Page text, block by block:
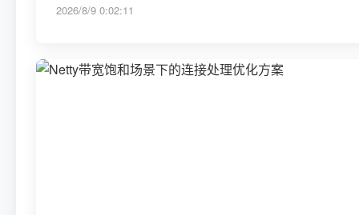
2026/8/9 0:02:11